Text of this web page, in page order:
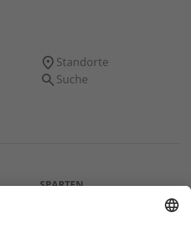
Standorte
Suche
SPARTEN